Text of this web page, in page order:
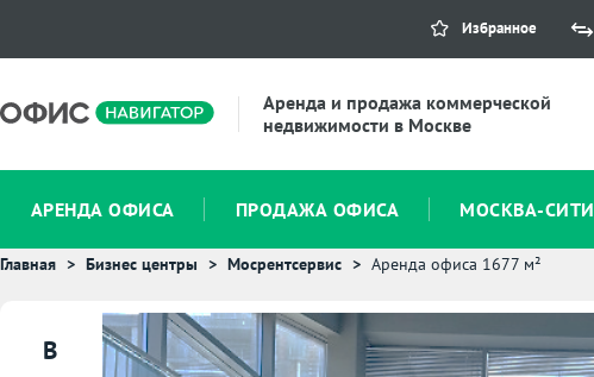
Избранное
Аренда и продажа коммерческой
недвижимости в Москве
АРЕНДА ОФИСА ПРОДАЖА ОФИСА МОСКВА-СИТИ
Главная Бизнес центры Мосрентсервис Аренда офиса 1677 м²
B